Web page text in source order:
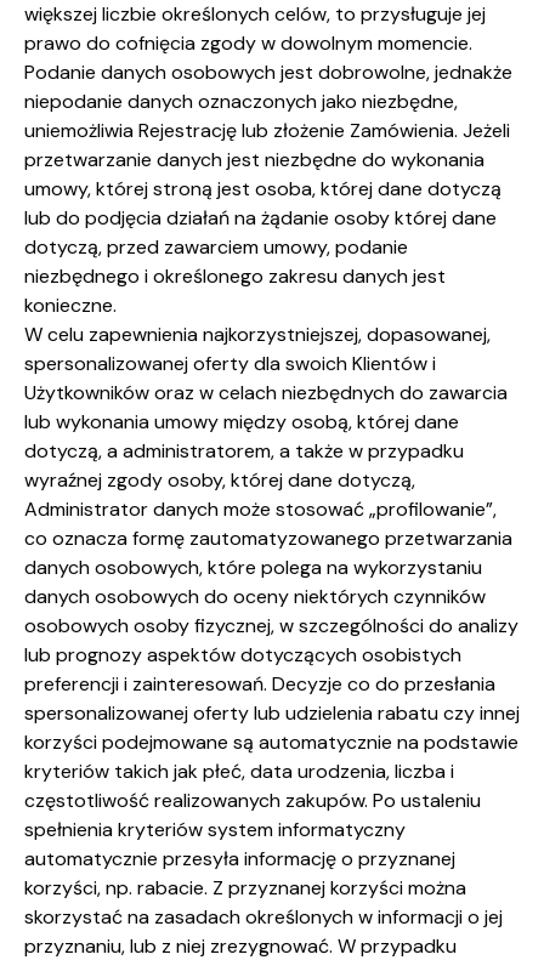
większej liczbie określonych celów, to przysługuje jej
prawo do cofnięcia zgody w dowolnym momencie.
Podanie danych osobowych jest dobrowolne, jednakże
niepodanie danych oznaczonych jako niezbędne,
uniemożliwia Rejestrację lub złożenie Zamówienia. Jeżeli
przetwarzanie danych jest niezbędne do wykonania
umowy, której stroną jest osoba, której dane dotyczą
lub do podjęcia działań na żądanie osoby której dane
dotyczą, przed zawarciem umowy, podanie
niezbędnego i określonego zakresu danych jest
konieczne.
W celu zapewnienia najkorzystniejszej, dopasowanej,
spersonalizowanej oferty dla swoich Klientów i
Użytkowników oraz w celach niezbędnych do zawarcia
lub wykonania umowy między osobą, której dane
dotyczą, a administratorem, a także w przypadku
wyraźnej zgody osoby, której dane dotyczą,
Administrator danych może stosować „profilowanie”,
co oznacza formę zautomatyzowanego przetwarzania
danych osobowych, które polega na wykorzystaniu
danych osobowych do oceny niektórych czynników
osobowych osoby fizycznej, w szczególności do analizy
lub prognozy aspektów dotyczących osobistych
preferencji i zainteresowań. Decyzje co do przesłania
spersonalizowanej oferty lub udzielenia rabatu czy innej
korzyści podejmowane są automatycznie na podstawie
kryteriów takich jak płeć, data urodzenia, liczba i
częstotliwość realizowanych zakupów. Po ustaleniu
spełnienia kryteriów system informatyczny
automatycznie przesyła informację o przyznanej
korzyści, np. rabacie. Z przyznanej korzyści można
skorzystać na zasadach określonych w informacji o jej
przyznaniu, lub z niej zrezygnować. W przypadku